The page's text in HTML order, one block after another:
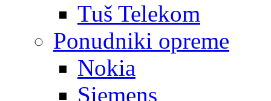
Tuš Telekom
Ponudniki opreme
Nokia
Siemens